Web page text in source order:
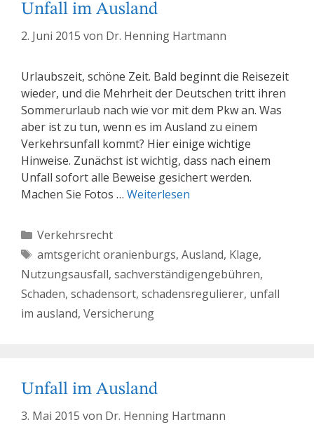
Unfall im Ausland
2. Juni 2015 von Dr. Henning Hartmann
Urlaubszeit, schöne Zeit. Bald beginnt die Reisezeit
wieder, und die Mehrheit der Deutschen tritt ihren
Sommerurlaub nach wie vor mit dem Pkw an. Was
aber ist zu tun, wenn es im Ausland zu einem
Verkehrsunfall kommt? Hier einige wichtige
Hinweise. Zunächst ist wichtig, dass nach einem
Unfall sofort alle Beweise gesichert werden.
Machen Sie Fotos … Weiterlesen
Kategorien
Verkehrsrecht
Schlagwörter
amtsgericht oranienburgs, Ausland, Klage,
Nutzungsausfall, sachverständigengebühren,
Schaden, schadensort, schadensregulierer, unfall
im ausland, Versicherung
Unfall im Ausland
3. Mai 2015 von Dr. Henning Hartmann